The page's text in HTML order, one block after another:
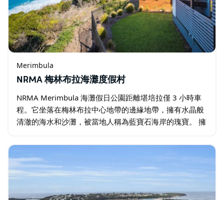
Merimbula
NRMA 梅林布拉海灘度假村
NRMA Merimbula 海灘假日公園距離堪培拉僅 3 小時車
程。它坐落在梅林布拉中心地帶的邊緣地帶，擁有水晶般
清澈的海水和沙灘，被當地人稱為藍寶石海岸的瑰寶。 擁
室的、有動力的、無動力的—…